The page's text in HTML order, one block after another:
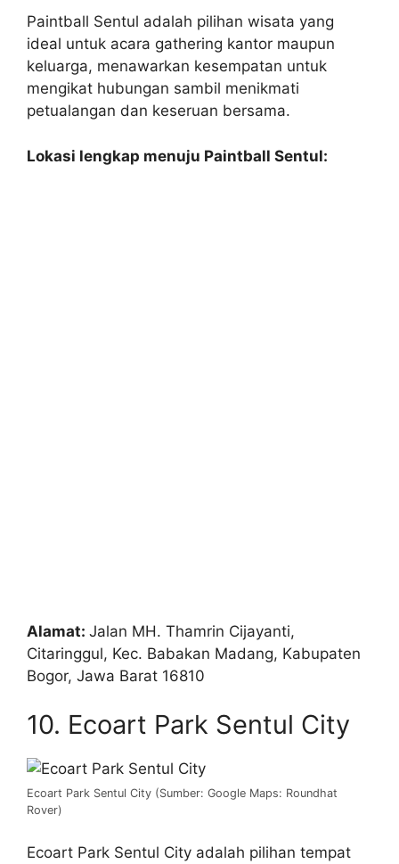
Paintball Sentul adalah pilihan wisata yang
ideal untuk acara gathering kantor maupun
keluarga, menawarkan kesempatan untuk
mengikat hubungan sambil menikmati
petualangan dan keseruan bersama.
Lokasi lengkap menuju Paintball Sentul:
Alamat: Jalan MH. Thamrin Cijayanti,
Citaringgul, Kec. Babakan Madang, Kabupaten
Bogor, Jawa Barat 16810
10. Ecoart Park Sentul City
Ecoart Park Sentul City (Sumber: Google Maps: Roundhat
Rover)
Ecoart Park Sentul City adalah pilihan tempat